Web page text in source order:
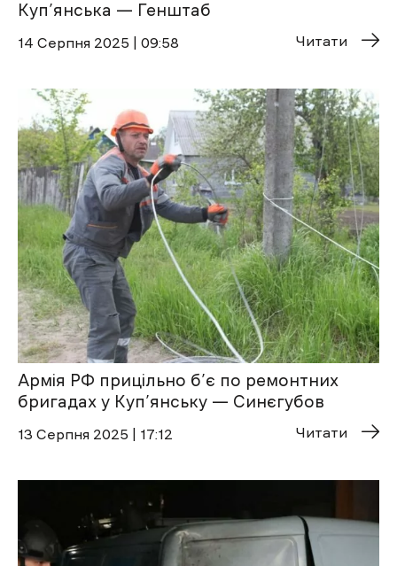
Куп’янська — Генштаб
14 Cерпня 2025 | 09:58 Читати
Армія РФ прицільно б’є по ремонтних
бригадах у Куп’янську — Синєгубов
13 Cерпня 2025 | 17:12 Читати